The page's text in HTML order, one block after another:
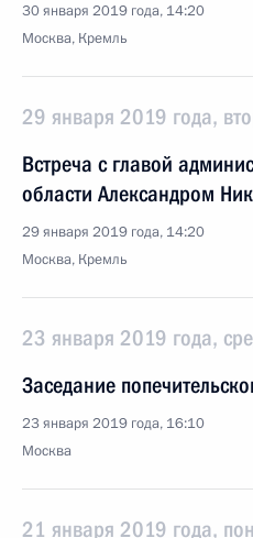
30 января 2019 года, 14:20
Москва, Кремль
29 января 2019 года,
Встреча с главой
области Александром
29 января 2019 года, 14:20
Москва, Кремль
23 января 2019 года,
Заседание
23 января 2019 года, 16:10
Москва
21 января 2019 года,